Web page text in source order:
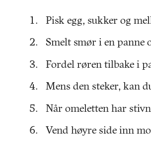
Pisk egg, sukker og
Smelt smør i en panne
Fordel røren tilbake i
Mens den steker, kan
Når omeletten har
Vend høyre side inn